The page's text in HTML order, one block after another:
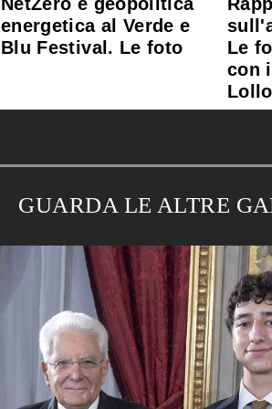
energetica al Verde e
Blu Festival. Le foto
Le
con
GUARDA LE ALTRE